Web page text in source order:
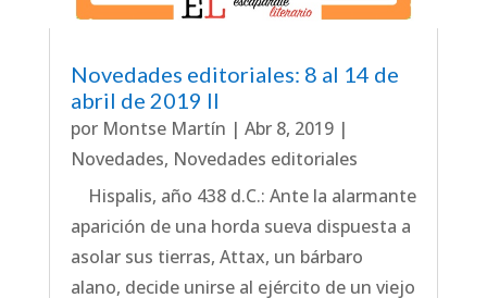
Novedades editoriales: 8 al 14 de
abril de 2019 II
por Montse Martín | Abr 8, 2019|
Novedades, Novedades editoriales
Hispalis, año 438 d.C.: Ante la alarmante
aparición de una horda sueva dispuesta a
asolar sus tierras, Attax, un bárbaro
alano, decide unirse al ejército de un viejo